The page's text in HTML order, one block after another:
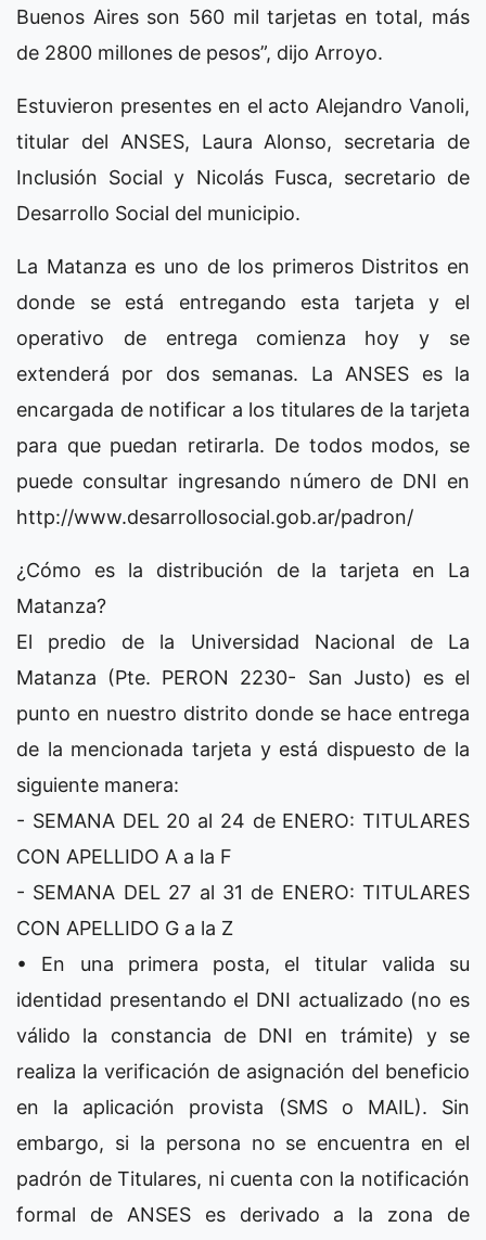
Buenos Aires son 560 mil tarjetas en total, más
de 2800 millones de pesos”, dijo Arroyo.
Estuvieron presentes en el acto Alejandro Vanoli,
titular del ANSES, Laura Alonso, secretaria de
Inclusión Social y Nicolás Fusca, secretario de
Desarrollo Social del municipio.
La Matanza es uno de los primeros Distritos en
donde se está entregando esta tarjeta y el
operativo de entrega comienza hoy y se
extenderá por dos semanas. La ANSES es la
encargada de notificar a los titulares de la tarjeta
para que puedan retirarla. De todos modos, se
puede consultar ingresando número de DNI en
http://www.desarrollosocial.gob.ar/padron/
¿Cómo es la distribución de la tarjeta en La
Matanza?
El predio de la Universidad Nacional de La
Matanza (Pte. PERON 2230- San Justo) es el
punto en nuestro distrito donde se hace entrega
de la mencionada tarjeta y está dispuesto de la
siguiente manera:
- SEMANA DEL 20 al 24 de ENERO: TITULARES
CON APELLIDO A a la F
- SEMANA DEL 27 al 31 de ENERO: TITULARES
CON APELLIDO G a la Z
• En una primera posta, el titular valida su
identidad presentando el DNI actualizado (no es
válido la constancia de DNI en trámite) y se
realiza la verificación de asignación del beneficio
en la aplicación provista (SMS o MAIL). Sin
embargo, si la persona no se encuentra en el
padrón de Titulares, ni cuenta con la notificación
formal de ANSES es derivado a la zona de